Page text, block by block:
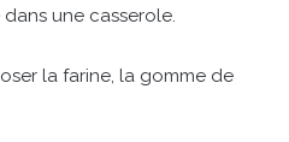
une casserole.
la farine, la gomme de